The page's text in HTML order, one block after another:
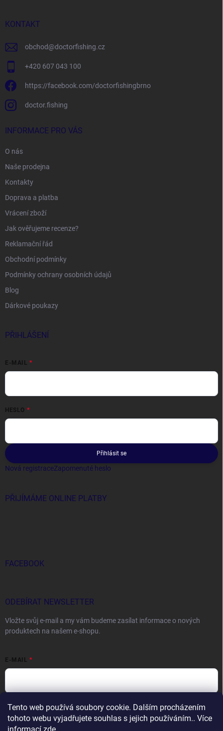
Tento web používá soubory cookie. Dalším procházením
tohoto webu vyjadřujete souhlas s jejich používáním.. Více
KONTAKT
obchod@doctorfishing.cz
+420 607 043 100
https://facebook.com/doctorfishingbrno
doctor.fishing
INFORMACE PRO VÁS
O nás
Naše prodejna
Kontakty
Doprava a platba
Vrácení zboží
Jak ověřujeme recenze?
Reklamační řád
Obchodní podmínky
Podmínky ochrany osobních údajů
Blog
Dárkové poukazy
PŘIHLÁŠENÍ
E-MAIL
HESLO
Přihlásit se
Nová registraceZapomenuté heslo
PŘIJÍMÁME ONLINE PLATBY
FACEBOOK
ODEBÍRAT NEWSLETTER
Vložte svůj e-mail a my vám budeme zasílat informace o nových
produktech na našem e-shopu.
E-MAIL
Vložením e-mailu souhlasíte spodmínkami ochrany osobních údajů
Přihlásit se